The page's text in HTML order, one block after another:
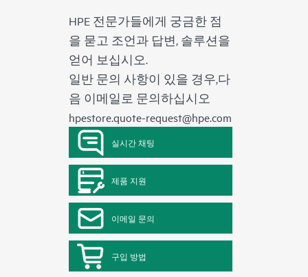
HPE 전문가들에게 궁금한 점
을 묻고 조언과 답변, 솔루션을
얻어 보십시오.
일반 문의 사항이 있을 경우,다
음 이메일로 문의하십시오
hpestore.quote-request@hpe.com
실시간 채팅
제품 지원
이메일 문의
구입 방법